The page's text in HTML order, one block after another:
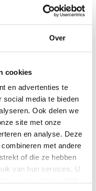
Over
cookies
en advertenties te
social media te bieden
Ook delen we
site met onze
en analyse. Deze
met andere
of die ze hebben
van hun services. U